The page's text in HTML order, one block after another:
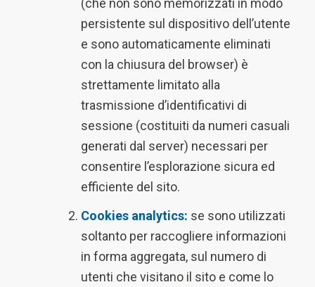
(che non sono memorizzati in modo
persistente sul dispositivo dell’utente
e sono automaticamente eliminati
con la chiusura del browser) è
strettamente limitato alla
trasmissione d’identificativi di
sessione (costituiti da numeri casuali
generati dal server) necessari per
consentire l’esplorazione sicura ed
efficiente del sito.
Cookies analytics: se sono utilizzati
soltanto per raccogliere informazioni
in forma aggregata, sul numero di
utenti che visitano il sito e come lo